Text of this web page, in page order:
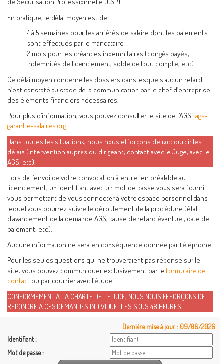
En pratique, le délai moyen est de:
4 à 5 semaines pour les arriérés de salaire dont les paiements
sont effectués par le mandataire ;
2 mois pour les créances indemnitaires (congés payés,
indemnités de licenciement, solde de tout compte, etc).
Ce délai moyen concerne les dossiers dans lesquels aucun retard
n’est constaté au stade de la communication par le chef d’entreprise
des éléments financiers nécessaires.
Pour plus d’information, vous pouvez consulter le site de l’AGS : ags-
garantie-salaires.org
Dans toutes les situations, nous nous efforçons de raccourcir les
délais (intervention auprès du dirigeant, contact avec le Juge, avec le
AGS, etc).
Lors de l’envoi de votre convocation à entretien préalable au
licenciement, un identifiant avec un mot de passe vous sera fourni
vous permettant de vous connecter à votre espace personnel dans
lequel vous pourrez suivre le déroulement de la procédure (état
d’avancement de la demande AGS, cause de retard éventuel, date de
paiement, etc).
Aucune information ne sera en conséquence donnée par téléphone.
Pour les seules questions qui ne trouveraient pas réponse sur le
site, vous pouvez communiquer exclusivement par le formulaire de
contact ou par courrier avec l’étude.
CONFORMEMENT A LA CHARTE DE L’ETUDE, NOUS NOUS EFFORÇONS DE
REPONDRE A CES DEMANDES INDIVIDUELLES SOUS 48 HEURES.
Dernière mise à jour : 09/08/2026
Identifiant :
Mot de passe :